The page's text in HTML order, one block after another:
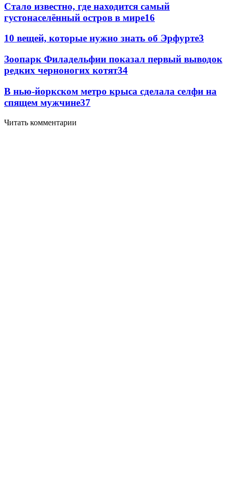
Стало известно, где находится самый
густонаселённый остров в мире16
10 вещей, которые нужно знать об Эрфурте3
Зоопарк Филадельфии показал первый выводок
редких черноногих котят34
В нью-йоркском метро крыса сделала селфи на
спящем мужчине37
Читать комментарии